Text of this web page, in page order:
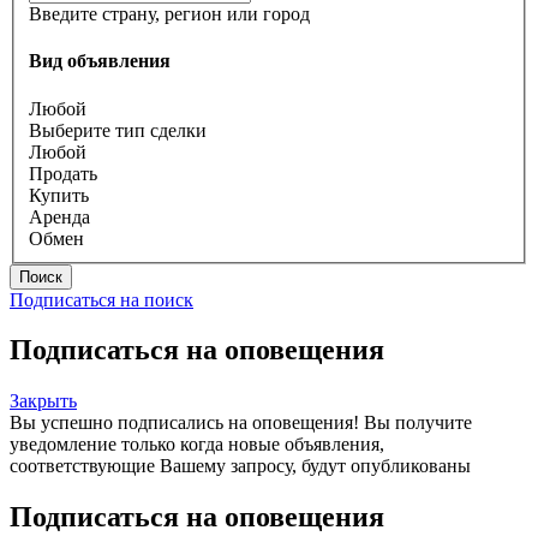
Введите страну, регион или город
Вид объявления
Любой
Выберите тип сделки
Любой
Продать
Купить
Аренда
Обмен
Поиск
Подписаться на поиск
Подписаться на оповещения
Закрыть
Вы успешно подписались на оповещения! Вы получите
уведомление только когда новые объявления,
соответствующие Вашему запросу, будут опубликованы
Подписаться на оповещения